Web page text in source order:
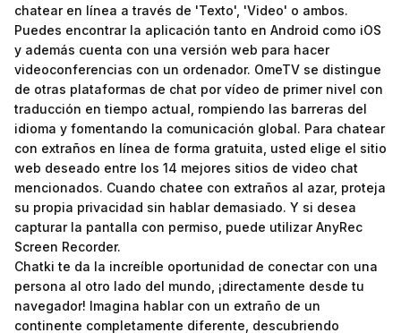
chatear en línea a través de 'Texto', 'Video' o ambos.
Puedes encontrar la aplicación tanto en Android como iOS
y además cuenta con una versión web para hacer
videoconferencias con un ordenador. OmeTV se distingue
de otras plataformas de chat por vídeo de primer nivel con
traducción en tiempo actual, rompiendo las barreras del
idioma y fomentando la comunicación global. Para chatear
con extraños en línea de forma gratuita, usted elige el sitio
web deseado entre los 14 mejores sitios de video chat
mencionados. Cuando chatee con extraños al azar, proteja
su propia privacidad sin hablar demasiado. Y si desea
capturar la pantalla con permiso, puede utilizar AnyRec
Screen Recorder.
Chatki te da la increíble oportunidad de conectar con una
persona al otro lado del mundo, ¡directamente desde tu
navegador! Imagina hablar con un extraño de un
continente completamente diferente, descubriendo